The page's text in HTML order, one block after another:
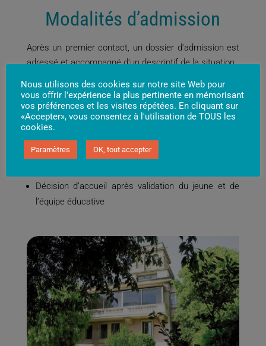
Modalités d’admission
Après un premier contact, un dossier d’admission est
adressé et accompagné d’un descriptif de la situation.
Présentation de la situation par le partenaire (MSD,
AED, AEMO ou autres) en réunion d’équipe le mardi.
Deux temps de visite dans l’établissement
Un rendez-vous avec la psychologue
Un rendez-vous avec la coordinatrice du service
Un rendez-vous familial quand la situation le
Décision d’accueil après validation du jeune et de
l’équipe éducative
Nous utilisons des cookies sur notre site Web pour
vous offrir l'expérience la plus pertinente en mémorisant
vos préférences et les visites répétées. En cliquant sur
«Accepter», vous consentez à l'utilisation de TOUS les
cookies.
Paramètres OK, tout accepter